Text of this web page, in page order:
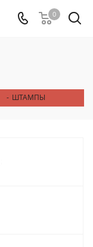
0
- ШТАМПЫ